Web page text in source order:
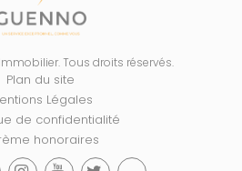
Tous droits réservés.
Plan du site
Légales
de confidentialité
honoraires